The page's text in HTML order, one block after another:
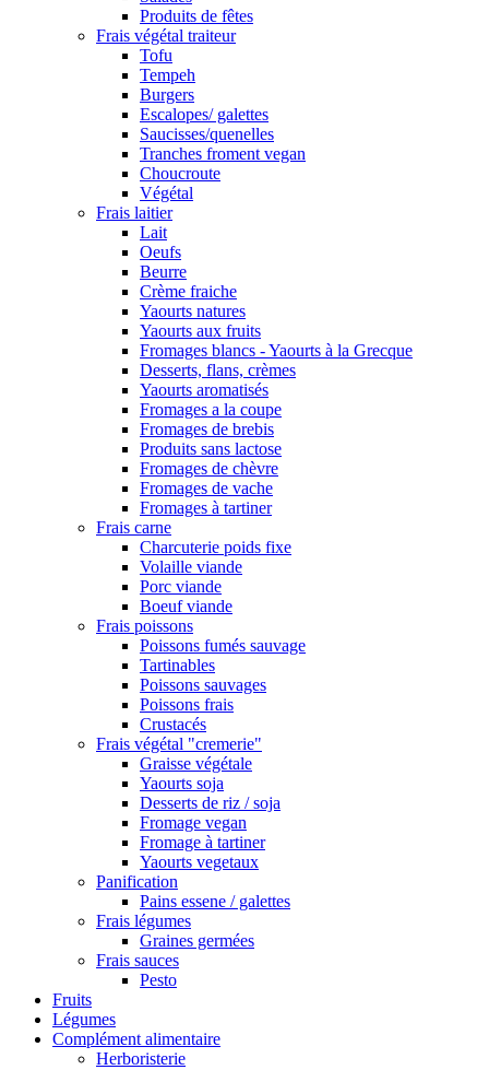
Produits de fêtes
Frais végétal traiteur
Tofu
Tempeh
Burgers
Escalopes/ galettes
Saucisses/quenelles
Tranches froment vegan
Choucroute
Végétal
Frais laitier
Lait
Oeufs
Beurre
Crème fraiche
Yaourts natures
Yaourts aux fruits
Fromages blancs - Yaourts à la Grecque
Desserts, flans, crèmes
Yaourts aromatisés
Fromages a la coupe
Fromages de brebis
Produits sans lactose
Fromages de chèvre
Fromages de vache
Fromages à tartiner
Frais carne
Charcuterie poids fixe
Volaille viande
Porc viande
Boeuf viande
Frais poissons
Poissons fumés sauvage
Tartinables
Poissons sauvages
Poissons frais
Crustacés
Frais végétal "cremerie"
Graisse végétale
Yaourts soja
Desserts de riz / soja
Fromage vegan
Fromage à tartiner
Yaourts vegetaux
Panification
Pains essene / galettes
Frais légumes
Graines germées
Frais sauces
Pesto
Fruits
Légumes
Complément alimentaire
Herboristerie